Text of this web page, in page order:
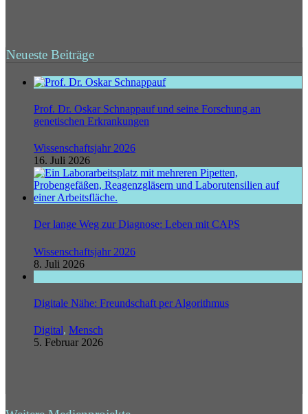
Neueste Beiträge
Prof. Dr. Oskar Schnappauf und seine Forschung an
genetischen Erkrankungen
Wissenschaftsjahr 2026
16. Juli 2026
Der lange Weg zur Diagnose: Leben mit CAPS
Wissenschaftsjahr 2026
8. Juli 2026
Digitale Nähe: Freundschaft per Algorithmus
Digital, Mensch
5. Februar 2026